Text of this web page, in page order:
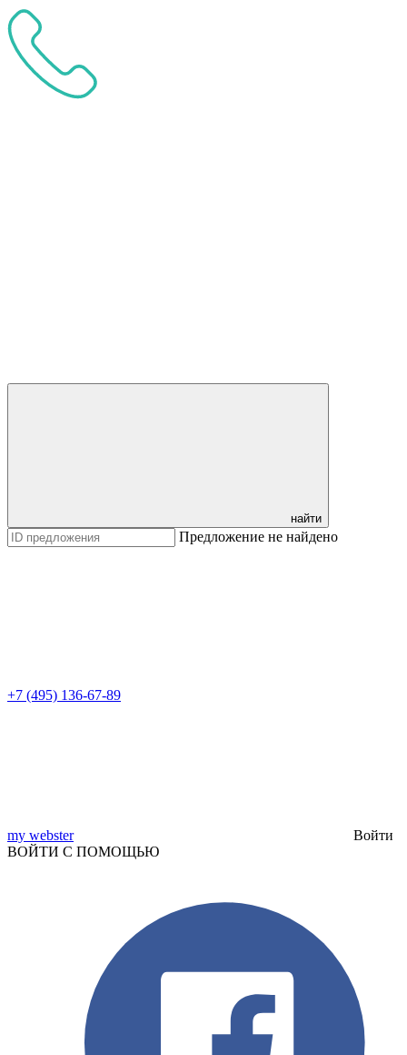
найти
Предложение не найдено
+7 (495) 136-67-89
my webster
Войти
ВОЙТИ С ПОМОЩЬЮ